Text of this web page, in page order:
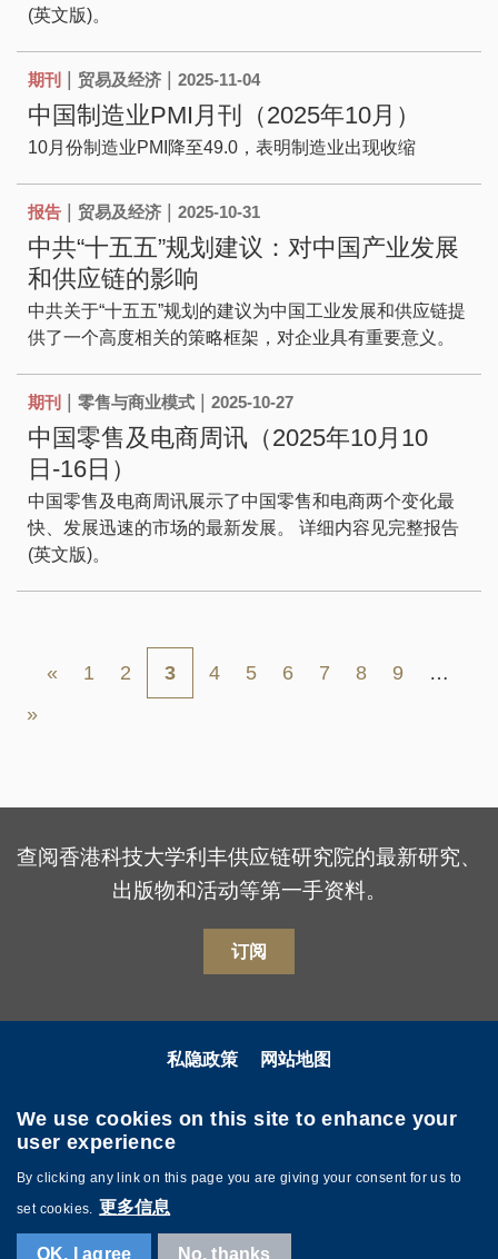
(英文版)。
期刊 贸易及经济 2025-11-04
中国制造业PMI月刊（2025年10月）
10月份制造业PMI降至49.0，表明制造业出现收缩
报告 贸易及经济 2025-10-31
中共“十五五”规划建议：对中国产业发展
和供应链的影响
中共关于“十五五”规划的建议为中国工业发展和供应链提
供了一个高度相关的策略框架，对企业具有重要意义。
期刊 零售与商业模式 2025-10-27
中国零售及电商周讯（2025年10月10
日-16日）
中国零售及电商周讯展示了中国零售和电商两个变化最
快、发展迅速的市场的最新发展。 详细内容见完整报告
(英文版)。
Pagination
Previous
«
页
1
页
2
当
前
3
页
4
页
5
页
6
页
7
页
8
页
9
…
Next
»
查阅香港科技大学利丰供应链研究院的最新研究、
出版物和活动等第一手资料。
订阅
私隐政策 网站地图
We use cookies on this site to enhance your
user experience
By clicking any link on this page you are giving your consent for us to
set cookies. 更多信息
OK, I agree No, thanks